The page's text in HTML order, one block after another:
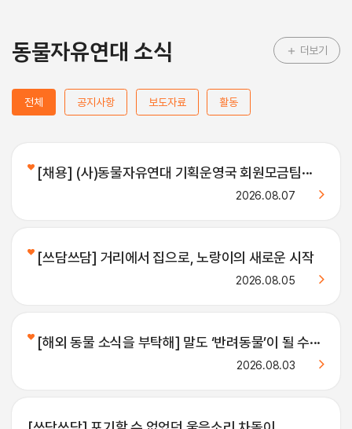
동물자유연대 소식 add 더보기
전체 공지사항 보도자료 활동
[채용] (사)동물자유연대 기획운영국 회원모금팀···
2026.08.07
[쓰담쓰담] 거리에서 집으로, 노랑이의 새로운 시작
2026.08.05
[해외 동물 소식을 부탁해] 말도 ‘반려동물’이 될 수···
2026.08.03